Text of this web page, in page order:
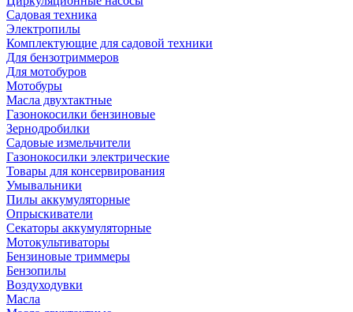
Садовая техника
Электропилы
Комплектующие для садовой техники
Для бензотриммеров
Для мотобуров
Мотобуры
Масла двухтактные
Газонокосилки бензиновые
Зернодробилки
Садовые измельчители
Газонокосилки электрические
Товары для консервирования
Умывальники
Пилы аккумуляторные
Опрыскиватели
Секаторы аккумуляторные
Мотокультиваторы
Бензиновые триммеры
Бензопилы
Воздуходувки
Масла